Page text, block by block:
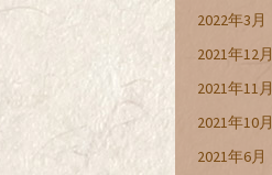
2022年3月
2021年12月
2021年11月
2021年10月
2021年6月